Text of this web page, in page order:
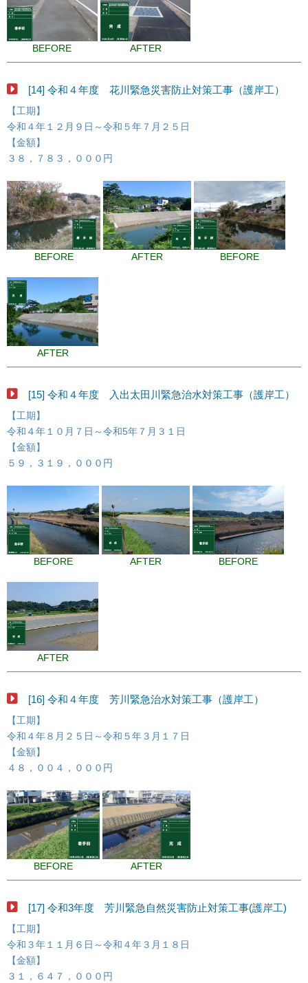
BEFORE AFTER
[14] 令和４年度 花川緊急災害防止対策工事（護岸工）
【工期】
令和４年１２月９日～令和５年７月２５日
【金額】
３８，７８３，０００円
BEFORE AFTER BEFORE
AFTER
[15] 令和４年度 入出太田川緊急治水対策工事（護岸工）
【工期】
令和４年１０月７日～令和5年７月３１日
【金額】
５９，３１９，０００円
BEFORE AFTER BEFORE
AFTER
[16] 令和４年度 芳川緊急治水対策工事（護岸工）
【工期】
令和４年８月２５日～令和５年３月１７日
【金額】
４８，００４，０００円
BEFORE AFTER
[17] 令和3年度 芳川緊急自然災害防止対策工事(護岸工)
【工期】
令和３年１１月６日～令和４年３月１８日
【金額】
３１，６４７，０００円